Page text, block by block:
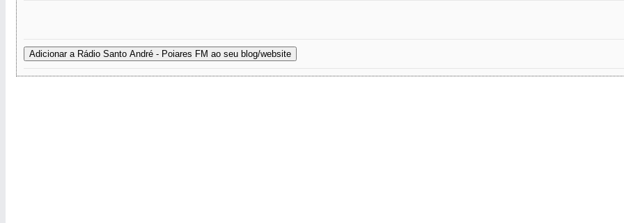
Adicionar a Rádio Santo André - Poiares FM ao seu blog/website